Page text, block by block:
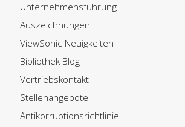
Unternehmensführung
Auszeichnungen
ViewSonic Neuigkeiten
Bibliothek Blog
Vertriebskontakt
Stellenangebote
Antikorruptionsrichtlinie